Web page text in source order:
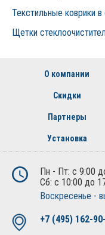
Текстильные коврики в
Щетки
О компании
Скидки
Партнеры
Установка
Пн - Пт: с 9:00
Сб: с 10:00 до
Воскресенье -
+7 (495) 162-